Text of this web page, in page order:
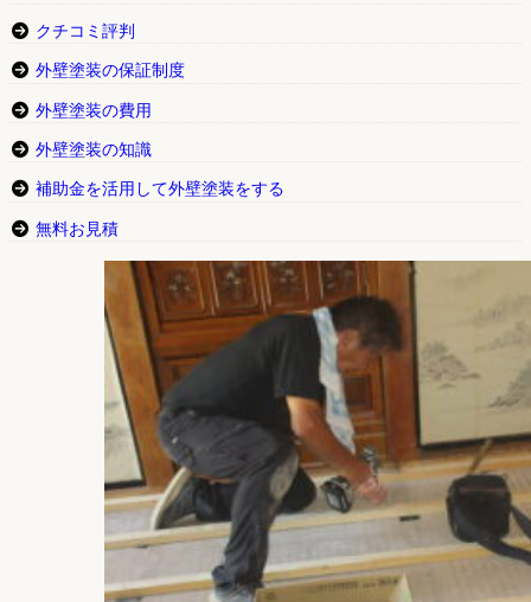
クチコミ評判
外壁塗装の保証制度
外壁塗装の費用
外壁塗装の知識
補助金を活用して外壁塗装をする
無料お見積